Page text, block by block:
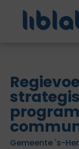
Gemeente 's-